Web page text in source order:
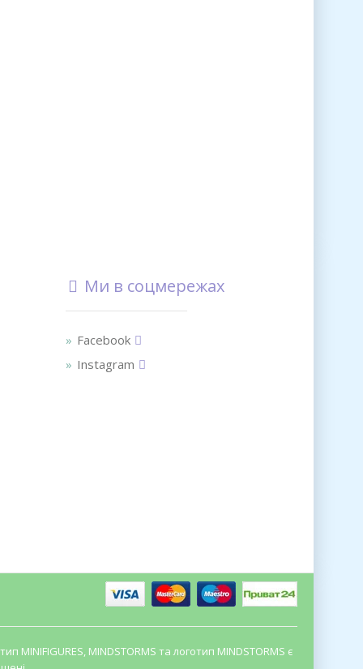
Ми в соцмережах
Facebook
Instagram
MINIFIGURES, MINDSTORMS та логотип MINDSTORMS є